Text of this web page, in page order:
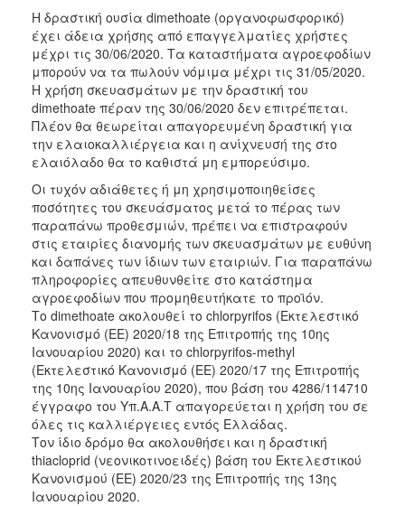
Η δραστική ουσία dimethoate (οργανοφωσφορικό)
έχει άδεια χρήσης από επαγγελματίες χρήστες
μέχρι τις 30/06/2020. Τα καταστήματα αγροεφοδίων
μπορούν να τα πωλούν νόμιμα μέχρι τις 31/05/2020.
Η χρήση σκευασμάτων με την δραστική του
dimethoate πέραν της 30/06/2020 δεν επιτρέπεται.
Πλέον θα θεωρείται απαγορευμένη δραστική για
την ελαιοκαλλιέργεια και η ανίχνευσή της στο
ελαιόλαδο θα το καθιστά μη εμπορεύσιμο.
Οι τυχόν αδιάθετες ή μη χρησιμοποιηθείσες
ποσότητες του σκευάσματος μετά το πέρας των
παραπάνω προθεσμιών, πρέπει να επιστραφούν
στις εταιρίες διανομής των σκευασμάτων με ευθύνη
και δαπάνες των ίδιων των εταιριών. Για παραπάνω
πληροφορίες απευθυνθείτε στο κατάστημα
αγροεφοδίων που προμηθευτήκατε το προϊόν.
Το dimethoate ακολουθεί το chlorpyrifos (Εκτελεστικό
Κανονισμό (ΕΕ) 2020/18 της Επιτροπής της 10ης
Ιανουαρίου 2020) και το chlorpyrifos-methyl
(Εκτελεστικό Κανονισμό (ΕΕ) 2020/17 της Επιτροπής
της 10ης Ιανουαρίου 2020), που βάση του 4286/114710
έγγραφο του Υπ.Α.Α.Τ απαγορεύεται η χρήση του σε
όλες τις καλλιέργειες εντός Ελλάδας.
Τον ίδιο δρόμο θα ακολουθήσει και η δραστική
thiacloprid (νεονικοτινοειδές) βάση του Εκτελεστικού
Κανονισμού (ΕΕ) 2020/23 της Επιτροπής της 13ης
Ιανουαρίου 2020.